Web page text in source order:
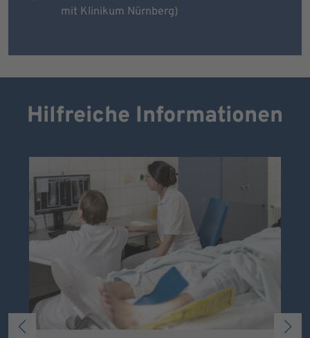
mit Klinikum Nürnberg)
Hilfreiche Informationen